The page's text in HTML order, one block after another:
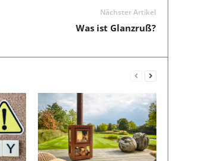
Nächster Artikel
Was ist Glanzruß?